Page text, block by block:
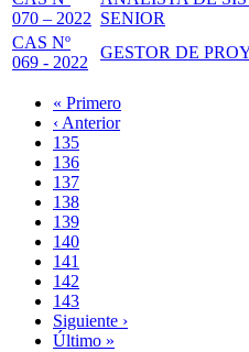
070 – 2022 SENIOR
CAS Nº
069 - 2022
GESTOR DE
Paginación
Primera
página
« Primero
Página
anterior
‹ Anterior
Page
135
Page
136
Page
137
Page
138
Página
actual
139
Page
140
Page
141
Page
142
Page
143
Siguiente
página
Siguiente ›
Última
Último »